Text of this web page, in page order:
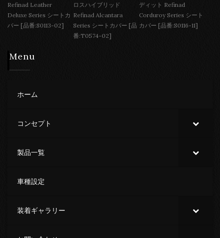
Refinad Leather
Deluxe Series シートカ
バー [品番:S0113-02]
ロスハイブリッド
Refinad Alcantara
Series シートカバー [品
番:T0574-02]
ディット Refinad
Corduroy Series シート
カバー [品番:S0116-11]
Menu
ホーム
コンセプト
製品一覧
車種設定
装着ギャラリー